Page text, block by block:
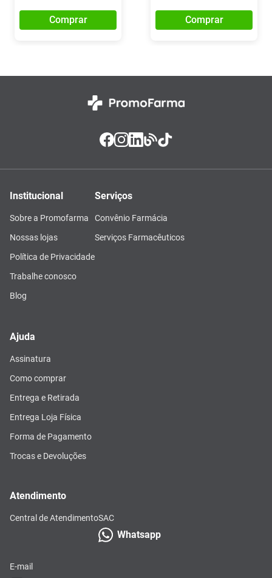
Comprar Comprar
Institucional
Sobre a Promofarma
Nossas lojas
Política de Privacidade
Trabalhe conosco
Blog
Serviços
Convênio Farmácia
Serviços Farmacêuticos
Ajuda
Assinatura
Como comprar
Entrega e Retirada
Entrega Loja Física
Forma de Pagamento
Trocas e Devoluções
Atendimento
Central de AtendimentoSAC
Whatsapp
E-mail